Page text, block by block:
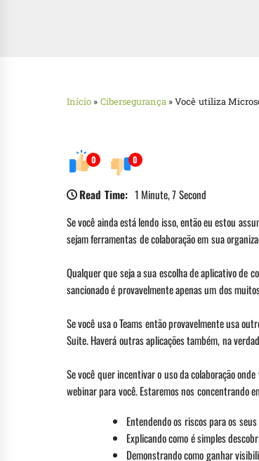
Início » Cibersegurança»Você utiliza
0 0
Read Time: 1 Minute, 7 Second
Se você ainda está lendo isso, então eu estou
sejam ferramentas de colaboração em sua
Qualquer que seja a sua escolha de aplicativo de
sancionado é provavelmente apenas um dos
Se você usa o Teams então provavelmente usa
Suite. Haverá outras aplicações também, na
Se você quer incentivar o uso da colaboração
webinar para você. Estaremos nos concentrando
Entendendo os riscos para os
Explicando como é simples
Demonstrando como ganhar